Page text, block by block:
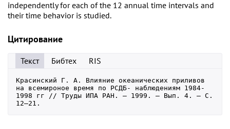
independently for each of the 12 annual time intervals and
their time behavior is studied.
Цитирование
Текст Бибтех RIS
Красинский Г. А. Влияние океанических приливов
на всемироное время по РСДБ- наблюдениям 1984-
1998 гг // Труды ИПА РАН. — 1999. — Вып. 4. — С.
12–21.